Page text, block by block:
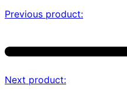
Previous product:
Next product: